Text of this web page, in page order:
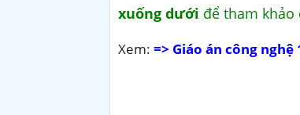
xuống dưới để tham khảo
Xem: => Giáo án công